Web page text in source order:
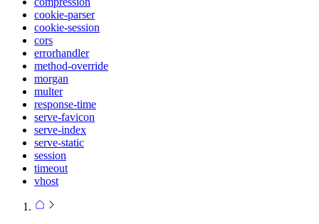
cookie-parser
cookie-session
cors
errorhandler
method-override
morgan
multer
response-time
serve-favicon
serve-index
serve-static
session
timeout
vhost